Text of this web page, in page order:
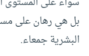
بل هي رهان على
البشرية جمعاء.